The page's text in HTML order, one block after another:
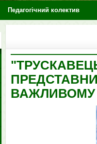
Педагогічний колектив
ВАЖЛИВОМУ